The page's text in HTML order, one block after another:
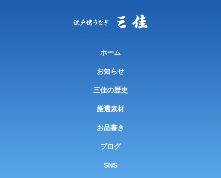
ホーム
お知らせ
三佳の歴史
厳選素材
お品書き
ブログ
SNS